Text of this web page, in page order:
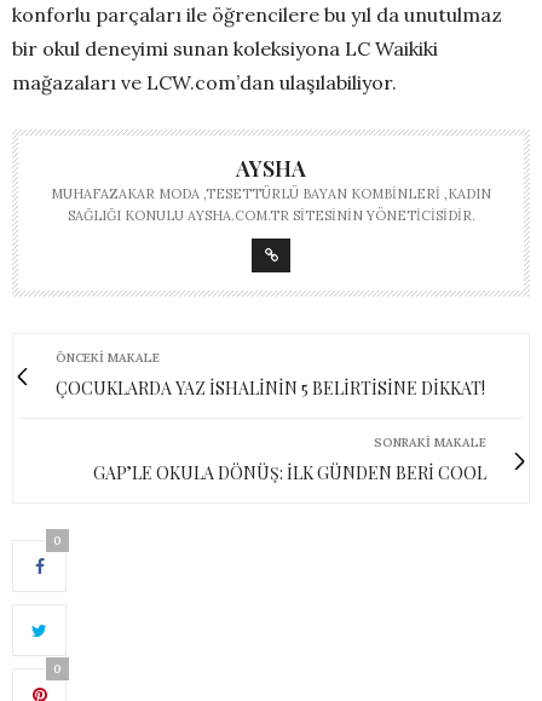
konforlu parçaları ile öğrencilere bu yıl da unutulmaz
bir okul deneyimi sunan koleksiyona LC Waikiki
mağazaları ve LCW.com’dan ulaşılabiliyor.
AYSHA
MUHAFAZAKAR MODA ,TESETTÜRLÜ BAYAN KOMBINLERI ,KADIN
SAĞLIĞI KONULU AYSHA.COM.TR SITESININ YÖNETICISIDIR.
ÖNCEKI MAKALE
ÇOCUKLARDA YAZ İSHALİNİN 5 BELİRTİSİNE DİKKAT!
SONRAKI MAKALE
GAP’LE OKULA DÖNÜŞ: İLK GÜNDEN BERİ COOL
0
0